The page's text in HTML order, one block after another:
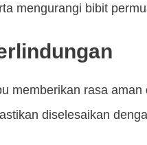
mengurangi bibit
memberikan rasa
diselesaikan